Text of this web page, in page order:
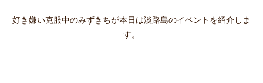
好き嫌い克服中のみずきちが本日は淡路島のイベントを紹介しま
す。